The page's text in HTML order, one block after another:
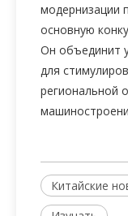
модернизации
основную
Он объединит
для
региональной
Китайские